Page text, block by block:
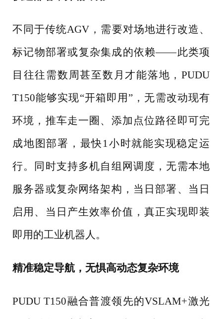
不同于传统AGV，需要对场地进行改造、
标记物部署或复杂集成的依赖——此类项
目往往需数周甚至数月才能落地，PUDU
T150能够实现“开箱即用”，无需改动现有
环境，推车走一圈、添加点位路径即可完
成地图部署，最快1小时就能实现稳定运
行。同时支持多机自组网调度，无需本地
服务器或复杂网络架构，当日部署、当日
启用、当日产生效率价值，真正实现即装
即用的工业机器人。
精准稳定导航，无惧高动态复杂环境
PUDU T150融合普渡领先的VSLAM+激光